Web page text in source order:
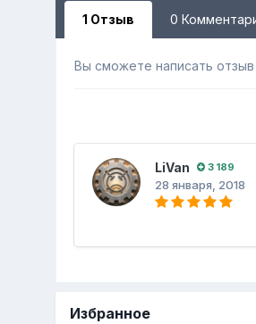
1 Отзыв 0
Вы сможете написать отзыв
LiVan 3 189
28 января, 2018
Избранное